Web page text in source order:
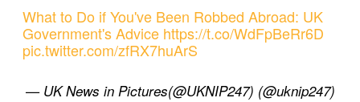
What to Do if You've Been Robbed Abroad: UK
Government's Advice https://t.co/WdFpBeRr6D
pic.twitter.com/zfRX7huArS
— UK News in Pictures(@UKNIP247) (@uknip247)